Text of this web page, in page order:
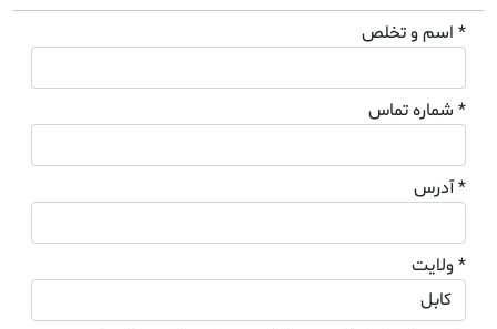
* اسم و تخلص
* شماره تماس
* آدرس
* ولایت